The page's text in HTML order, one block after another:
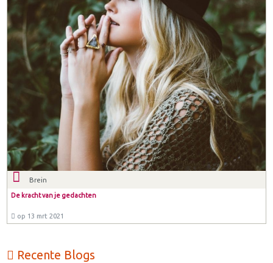
Brein
De kracht van je gedachten
op 13 mrt 2021
Recente Blogs